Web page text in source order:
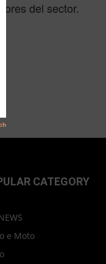
del sector.
CATEGORY
e Moto